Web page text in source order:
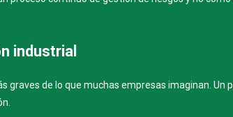
industrial
graves de lo que muchas empresas imaginan.